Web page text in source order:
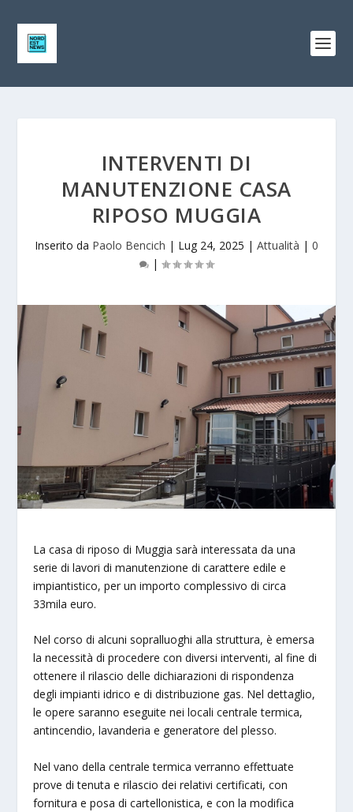
INTERVENTI DI
MANUTENZIONE CASA
RIPOSO MUGGIA
Inserito da Paolo Bencich | Lug 24, 2025 | Attualità | 0
|
La casa di riposo di Muggia sarà interessata da una
serie di lavori di manutenzione di carattere edile e
impiantistico, per un importo complessivo di circa
33mila euro.
Nel corso di alcuni sopralluoghi alla struttura, è emersa
la necessità di procedere con diversi interventi, al fine di
ottenere il rilascio delle dichiarazioni di rispondenza
degli impianti idrico e di distribuzione gas. Nel dettaglio,
le opere saranno eseguite nei locali centrale termica,
antincendio, lavanderia e generatore del plesso.
Nel vano della centrale termica verranno effettuate
prove di tenuta e rilascio dei relativi certificati, con
fornitura e posa di cartellonistica, e con la modifica